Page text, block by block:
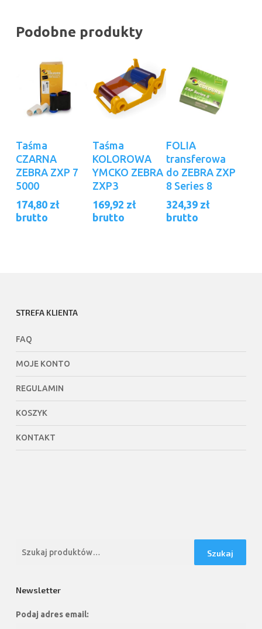
Podobne produkty
Koszyka
Taśma
CZARNA
ZEBRA ZXP 7
5000
174,80 zł
brutto
Koszyka
Taśma
KOLOROWA
YMCKO ZEBRA
ZXP3
169,92 zł
brutto
Dodaj Do
Koszyka
FOLIA
transferowa
do ZEBRA ZXP
8 Series 8
324,39 zł
brutto
STREFA KLIENTA
FAQ
MOJE KONTO
REGULAMIN
KOSZYK
KONTAKT
Szukaj
Newsletter
Podaj adres email: